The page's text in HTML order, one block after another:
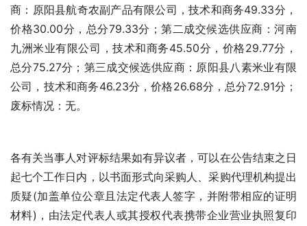
商：原阳县航奇农副产品有限公司，技术和商务49.33分，
价格30.00分，总分79.33分；第二成交候选供应商：河南
九洲米业有限公司，技术和商务45.50分，价格29.77分，
总分75.27分；第三成交候选供应商：原阳县八素米业有限
公司，技术和商务46.23分，价格26.68分，总分72.91分；
废标情况：无。
各有关当事人对评标结果如有异议者，可以在公告结束之日
起七个工作日内，以书面形式向采购人、采购代理机构提出
质疑(加盖单位公章且法定代表人签字，并附带相应的证明
材料)，由法定代表人或其授权代表携带企业营业执照复印